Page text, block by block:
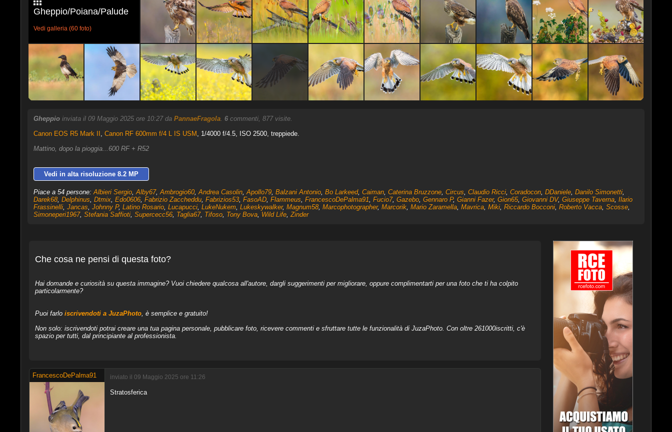
Gheppio/Poiana/Palude
Vedi galleria (60 foto)
Gheppio inviata il 09 Maggio 2025 ore 10:27 da PannaeFragola. 6commenti, 877 visite.
Canon EOS R5 Mark II , Canon RF 600mm f/4 L IS USM , 1/4000 f/4.5, ISO 2500, treppiede.
Mattino, dopo la pioggia...600 RF + R52
Vedi in alta risoluzione 8.2 MP
Piace a 54 persone:Albieri Sergio,Alby67,Ambrogio60,Andrea Casolin,Apollo79, Balzani Antonio, Bo Larkeed, Caiman, Caterina Bruzzone, Circus, Claudio Ricci, Coradocon, DDaniele, Danilo Simonetti,
Darek68, Delphinus, Dtmix, Edo0606, Fabrizio Zaccheddu, Fabrizios53, FasoAD, Flammeus, FrancescoDePalma91, Fucio7, Gazebo, Gennaro P, Gianni Fazer, Gion65, Giovanni DV, Giuseppe Taverna, Ilario
Frassinelli, Jancas, Johnny P, Latino Rosario, Lucapucci, LukeNukem, Lukeskywalker, Magnum58, Marcophotographer, Marcorik, Mario Zaramella, Mavrica, Miki, Riccardo Bocconi, Roberto Vacca, Scosse,
Simoneperi1967, Stefania Saffioti, Supercecc56, Taglia67, Tifoso, Tony Bova, Wild Life,Zinder
Che cosa ne pensi di questa foto?
Hai domande e curiosità su questa immagine? Vuoi chiedere qualcosa all'autore, dargli suggerimenti per migliorare, oppure complimentarti per una foto che ti ha colpito
particolarmente?
Puoi farlo iscrivendoti a JuzaPhoto, è semplice e gratuito!
Non solo: iscrivendoti potrai creare una tua pagina personale, pubblicare foto, ricevere commenti e sfruttare tutte le funzionalità di JuzaPhoto. Con oltre 261000iscritti, c'è
spazio per tutti, dal principiante al professionista.
FrancescoDePalma91 inviato il 09 Maggio 2025 ore 11:26
Stratosferica